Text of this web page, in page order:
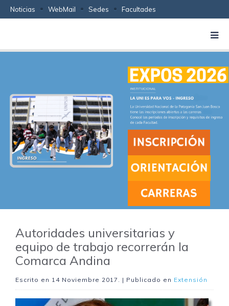
Noticias WebMail Sedes Facultades
Autoridades universitarias y
equipo de trabajo recorrerán la
Comarca Andina
Escrito en 14 Noviembre 2017 . | Publicado en Extensión